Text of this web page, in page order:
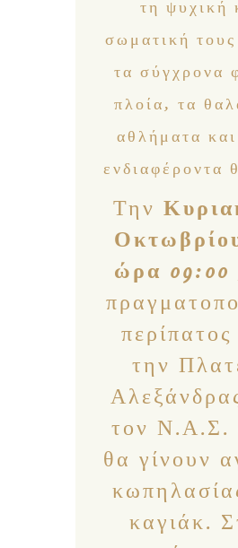
τη ψυχική
σωματική τους
τα σύγχρονα
πλοία, τα
αθλήματα
ενδιαφέροντα
Την
ώρα 09:00
την
τον Ν.Α.Σ.
θα γίνουν
καγιάκ.